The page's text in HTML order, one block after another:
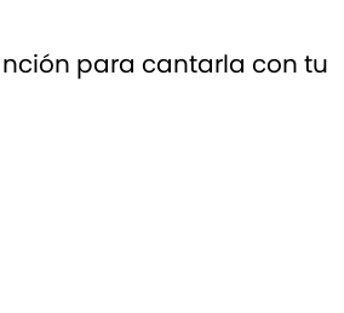
para cantarla con tu